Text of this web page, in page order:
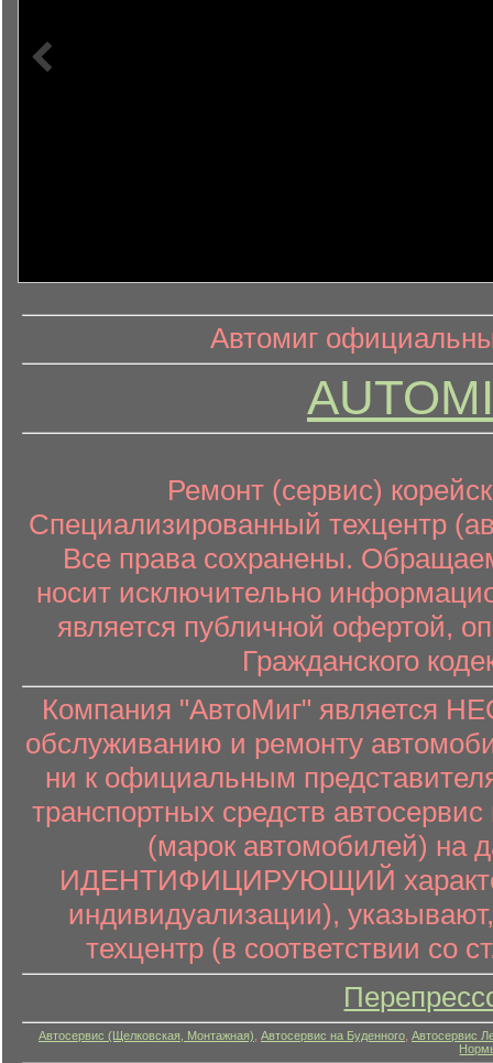
информационный контент
Автомиг
Ремонт (сервис)
Специализированный техцентр
Все права сохранены.
носит исключительно
является публичной офертой,
Гражданского
Компания "АвтоМиг" является
обслуживанию и ремонту
ни к официальным
транспортных средств
(марок автомобилей) на
ИДЕНТИФИЦИРУЮЩИЙ характер
индивидуализации),
техцентр (в соответствии со
Автосервис (Щелковская, Монтажная) Автосервис на Буденного Автосервис